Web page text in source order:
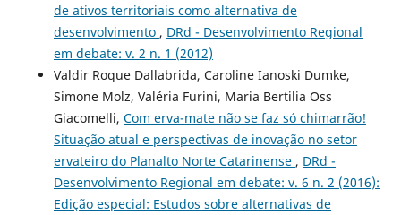
de ativos territoriais como alternativa de
desenvolvimento , DRd - Desenvolvimento Regional
em debate: v. 2 n. 1 (2012)
Valdir Roque Dallabrida, Caroline Ianoski Dumke,
Simone Molz, Valéria Furini, Maria Bertilia Oss
Giacomelli, Com erva-mate não se faz só chimarrão!
Situação atual e perspectivas de inovação no setor
ervateiro do Planalto Norte Catarinense , DRd -
Desenvolvimento Regional em debate: v. 6 n. 2 (2016):
Edição especial: Estudos sobre alternativas de